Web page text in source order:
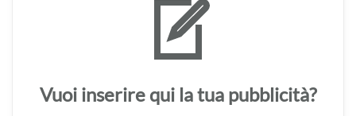
Vuoi inserire qui la tua pubblicità?